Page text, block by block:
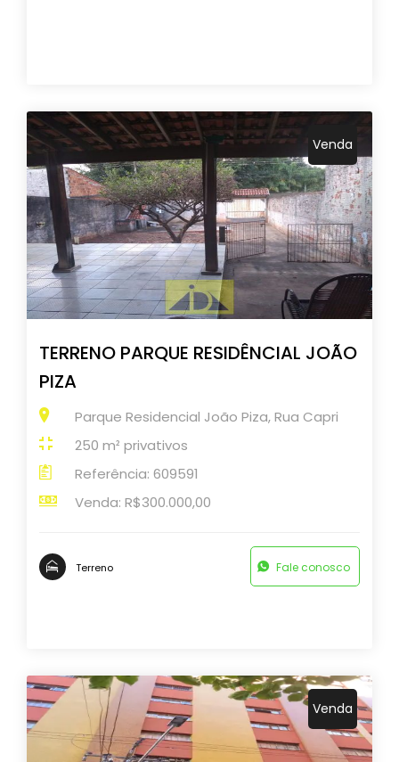
Venda
TERRENO PARQUE RESIDÊNCIAL JOÃO
PIZA
Parque Residencial João Piza, Rua Capri
250 m² privativos
Referência: 609591
Venda: R$300.000,00
Terreno Fale conosco
Venda